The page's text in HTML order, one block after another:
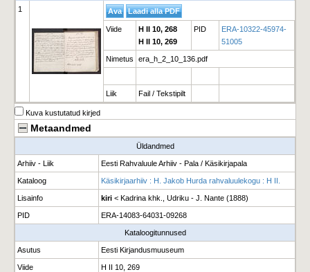
1
Viide
H II 10, 268
H II 10, 269
PID
ERA-10322-45974-
51005
Nimetus era_h_2_10_136.pdf
Liik Fail / Tekstipilt
Kuva kustutatud kirjed
Metaandmed
Üldandmed
Arhiiv - Liik Eesti Rahvaluule Arhiiv - Pala / Käsikirjapala
Kataloog Käsikirjaarhiiv : H. Jakob Hurda rahvaluulekogu : H II.
Lisainfo kiri < Kadrina khk., Udriku - J. Nante (1888)
PID ERA-14083-64031-09268
Kataloogitunnused
Asutus Eesti Kirjandusmuuseum
Viide H II 10, 269